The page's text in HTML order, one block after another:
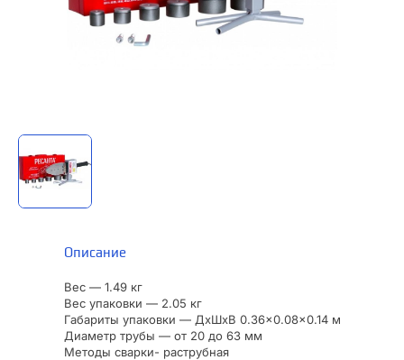
Описание
Вес — 1.49 кг
Вес упаковки — 2.05 кг
Габариты упаковки — ДхШхВ 0.36×0.08×0.14 м
Диаметр трубы — от 20 до 63 мм
Методы сварки- раструбная